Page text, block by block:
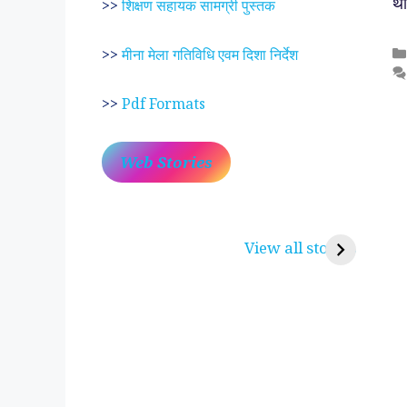
>>शिक्षण सहायक सामग्री पुस्तक
>>मीना मेला गतिविधि एवम दिशा निर्देश
>> Pdf Formats
Web Stories
View all stories
करुणा व प्रेम का प्रतीक
रामसा पीर, रुणेचा रा